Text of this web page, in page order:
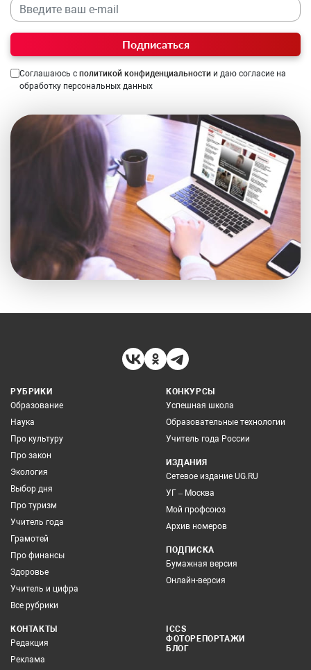
Подписаться
Соглашаюсь с политикой конфиденциальности и даю согласие на
обработку персональных данных
РУБРИКИ
Образование
Наука
Про культуру
Про закон
Экология
Выбор дня
Про туризм
Учитель года
Грамотей
Про финансы
Здоровье
Учитель и цифра
Все рубрики
КОНКУРСЫ
Успешная школа
Образовательные технологии
Учитель года России
ИЗДАНИЯ
Сетевое издание UG.RU
УГ – Москва
Мой профсоюз
Архив номеров
ПОДПИСКА
Бумажная версия
Онлайн-версия
КОНТАКТЫ
Редакция
Реклама
ICCS
ФОТОРЕПОРТАЖИ
БЛОГ